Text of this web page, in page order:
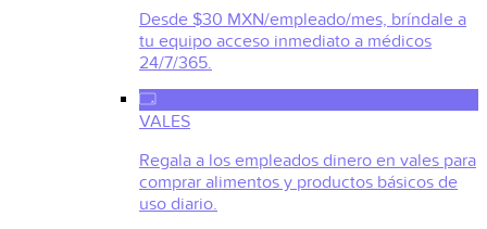
Desde $30 MXN/empleado/mes, bríndale a
tu equipo acceso inmediato a médicos
24/7/365.
VALES
Regala a los empleados dinero en vales para
comprar alimentos y productos básicos de
uso diario.